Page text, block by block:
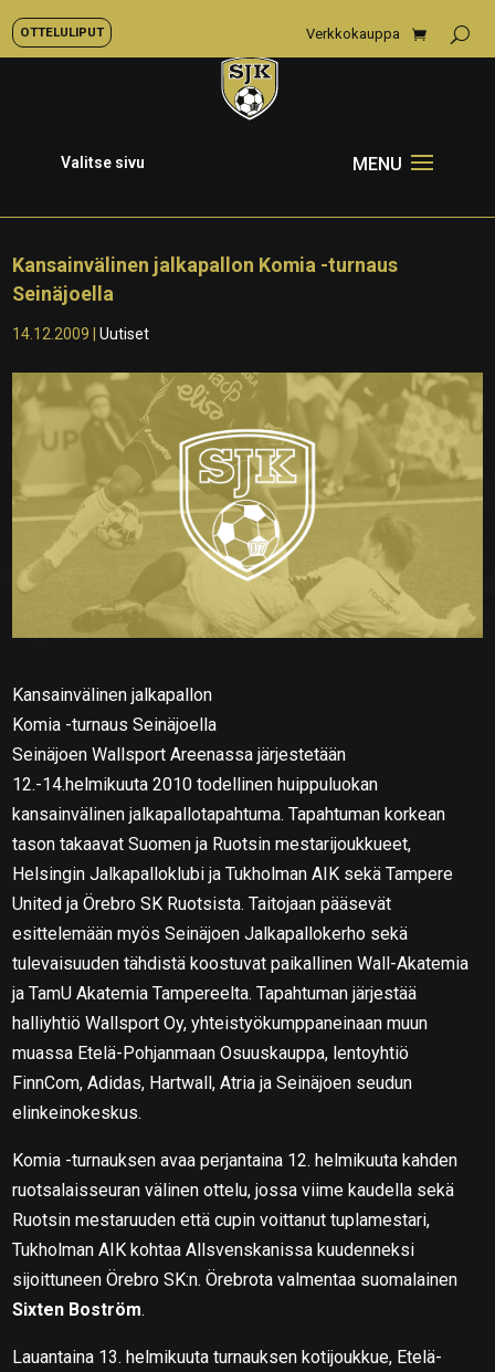
OTTELULIPUT Verkkokauppa
Valitse sivu
Kansainvälinen jalkapallon Komia -turnaus
Seinäjoella
14.12.2009 |Uutiset
Kansainvälinen jalkapallon
Komia -turnaus Seinäjoella
Seinäjoen Wallsport Areenassa järjestetään
12.-14.helmikuuta 2010 todellinen huippuluokan
kansainvälinen jalkapallotapahtuma. Tapahtuman korkean
tason takaavat Suomen ja Ruotsin mestarijoukkueet,
Helsingin Jalkapalloklubi ja Tukholman AIK sekä Tampere
United ja Örebro SK Ruotsista. Taitojaan pääsevät
esittelemään myös Seinäjoen Jalkapallokerho sekä
tulevaisuuden tähdistä koostuvat paikallinen Wall-Akatemia
ja TamU Akatemia Tampereelta. Tapahtuman järjestää
halliyhtiö Wallsport Oy, yhteistyökumppaneinaan muun
muassa Etelä-Pohjanmaan Osuuskauppa, lentoyhtiö
FinnCom, Adidas, Hartwall, Atria ja Seinäjoen seudun
elinkeinokeskus.
Komia -turnauksen avaa perjantaina 12. helmikuuta kahden
ruotsalaisseuran välinen ottelu, jossa viime kaudella sekä
Ruotsin mestaruuden että cupin voittanut tuplamestari,
Tukholman AIK kohtaa Allsvenskanissa kuudenneksi
sijoittuneen Örebro SK:n. Örebrota valmentaa suomalainen
Sixten Boström.
Lauantaina 13. helmikuuta turnauksen kotijoukkue, Etelä-